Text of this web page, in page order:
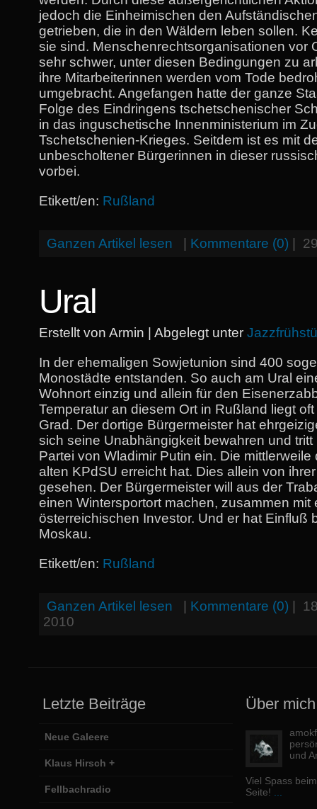
jedoch die Einheimischen den
getrieben, die in den Wäldern leben sollen.
sie sind. Menschenrechtsorganisationen vor
sehr schwer, unter diesen Bedingungen zu
ihre Mitarbeiterinnen werden vom Tode
umgebracht. Angefangen hatte der ganze
Folge des Eindringens tschetschenischer
in das inguschetische Innenministerium im
Tschetschenien-Krieges. Seitdem ist es mit
unbescholtener Bürgerinnen in dieser
vorbei.
Etikett/en: Rußland
Ganzen Artikel lesen Kommentare (0)
Ural
Erstellt von Armin | Abgelegt unter
In der ehemaligen Sowjetunion sind 400
Monostädte entstanden. So auch am Ural
Wohnort einzig und allein für den
Temperatur an diesem Ort in Rußland liegt
Grad. Der dortige Bürgermeister hat
sich seine Unabhängigkeit bewahren und tritt
Partei von Wladimir Putin ein. Die mittlerweile
alten KPdSU erreicht hat. Dies allein von
gesehen. Der Bürgermeister will aus der
einen Wintersportort machen, zusammen mit
österreichischen Investor. Und er hat Einfluß
Moskau.
Etikett/en: Rußland
Ganzen Artikel lesen Kommentare (0)
2010
Letzte Beiträge
Neue Galeere
Klaus Hirsch +
Fellbachradio
Über mich
und
Viel Spass
Seite!